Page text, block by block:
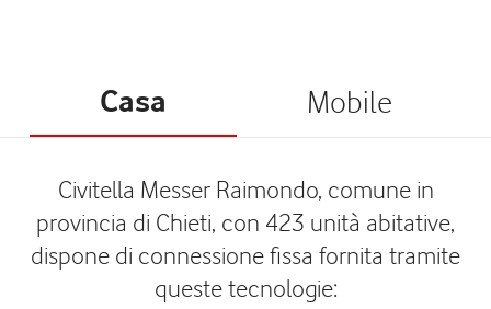
Casa Mobile
Civitella Messer Raimondo, comune in
provincia di Chieti, con 423 unità abitative,
dispone di connessione fissa fornita tramite
queste tecnologie: